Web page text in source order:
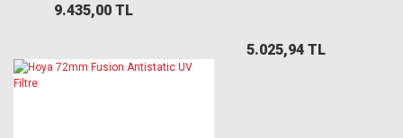
9.435,00 TL
5.025,94 TL